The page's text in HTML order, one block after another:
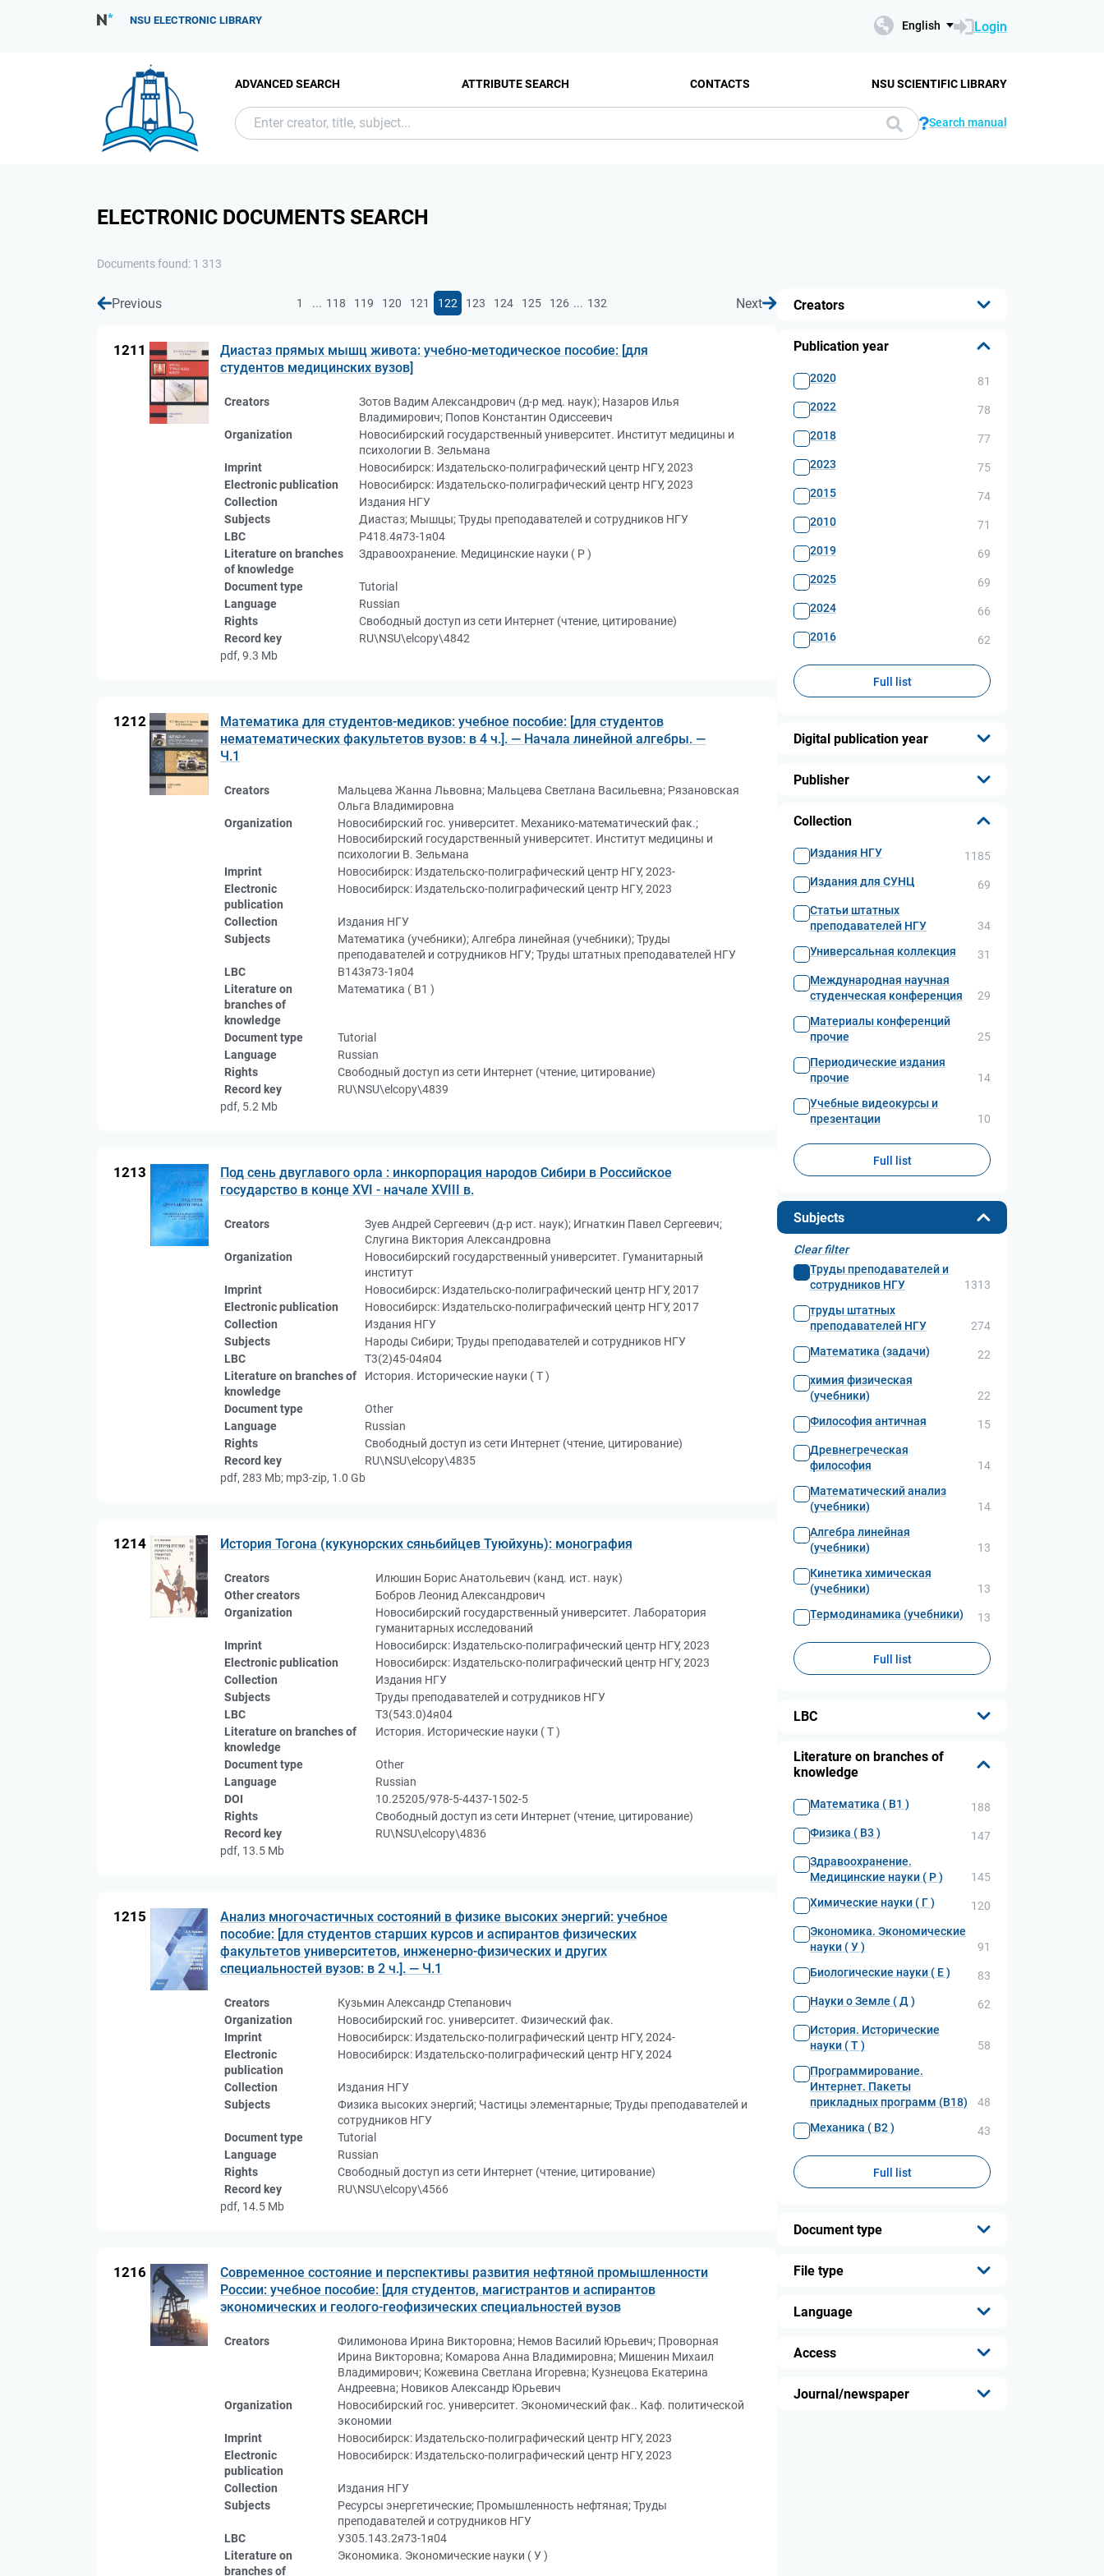
NSU ELECTRONIC LIBRARY English Login
ADVANCED SEARCH ATTRIBUTE SEARCH CONTACTS NSU SCIENTIFIC LIBRARY
Search manual
ELECTRONIC DOCUMENTS SEARCH
Documents found: 1 313
Previous 1 ... 118 119 120 121 122 123 124 125 126 ... 132 Next
1211
Диастаз прямых мышц живота: учебно-методическое пособие: [для
студентов медицинских вузов]
Creators
Зотов Вадим Александрович (д-р мед. наук); Назаров Илья
Владимирович; Попов Константин Одиссеевич
Organization
Новосибирский государственный университет. Институт медицины и
психологии В. Зельмана
Imprint
Новосибирск: Издательско-полиграфический центр НГУ, 2023
Electronic publication
Новосибирск: Издательско-полиграфический центр НГУ, 2023
Collection
Издания НГУ
Subjects
Диастаз; Мышцы; Труды преподавателей и сотрудников НГУ
LBC
Р418.4я73-1я04
Literature on branches
of knowledge
Здравоохранение. Медицинские науки ( Р )
Document type
Tutorial
Language
Russian
Rights
Свободный доступ из сети Интернет (чтение, цитирование)
Record key
RU\NSU\elcopy\4842
pdf, 9.3 Mb
1212
Математика для студентов-медиков: учебное пособие: [для студентов
нематематических факультетов вузов: в 4 ч.]. — Начала линейной алгебры. —
Ч.1
Creators
Мальцева Жанна Львовна; Мальцева Светлана Васильевна; Рязановская
Ольга Владимировна
Organization
Новосибирский гос. университет. Механико-математический фак.;
Новосибирский государственный университет. Институт медицины и
психологии В. Зельмана
Imprint
Новосибирск: Издательско-полиграфический центр НГУ, 2023-
Electronic
publication
Новосибирск: Издательско-полиграфический центр НГУ, 2023
Collection
Издания НГУ
Subjects
Математика (учебники); Алгебра линейная (учебники); Труды
преподавателей и сотрудников НГУ; Труды штатных преподавателей НГУ
LBC
В143я73-1я04
Literature on
branches of
knowledge
Математика ( В1 )
Document type
Tutorial
Language
Russian
Rights
Свободный доступ из сети Интернет (чтение, цитирование)
Record key
RU\NSU\elcopy\4839
pdf, 5.2 Mb
1213
Под сень двуглавого орла : инкорпорация народов Сибири в Российское
государство в конце XVI - начале XVIII в.
Creators
Зуев Андрей Сергеевич (д-р ист. наук); Игнаткин Павел Сергеевич;
Слугина Виктория Александровна
Organization
Новосибирский государственный университет. Гуманитарный
институт
Imprint
Новосибирск: Издательско-полиграфический центр НГУ, 2017
Electronic publication
Новосибирск: Издательско-полиграфический центр НГУ, 2017
Collection
Издания НГУ
Subjects
Народы Сибири; Труды преподавателей и сотрудников НГУ
LBC
Т3(2)45-04я04
Literature on branches of
knowledge
История. Исторические науки ( Т )
Document type
Other
Language
Russian
Rights
Свободный доступ из сети Интернет (чтение, цитирование)
Record key
RU\NSU\elcopy\4835
pdf, 283 Mb; mp3-zip, 1.0 Gb
1214 История Тогона (кукунорских сяньбийцев Туюйхунь): монография
Creators
Илюшин Борис Анатольевич (канд. ист. наук)
Other creators
Бобров Леонид Александрович
Organization
Новосибирский государственный университет. Лаборатория
гуманитарных исследований
Imprint
Новосибирск: Издательско-полиграфический центр НГУ, 2023
Electronic publication
Новосибирск: Издательско-полиграфический центр НГУ, 2023
Collection
Издания НГУ
Subjects
Труды преподавателей и сотрудников НГУ
LBC
Т3(543.0)4я04
Literature on branches of
knowledge
История. Исторические науки ( Т )
Document type
Other
Language
Russian
DOI
10.25205/978-5-4437-1502-5
Rights
Свободный доступ из сети Интернет (чтение, цитирование)
Record key
RU\NSU\elcopy\4836
pdf, 13.5 Mb
1215
Анализ многочастичных состояний в физике высоких энергий: учебное
пособие: [для студентов старших курсов и аспирантов физических
факультетов университетов, инженерно-физических и других
специальностей вузов: в 2 ч.]. — Ч.1
Creators
Кузьмин Александр Степанович
Organization
Новосибирский гос. университет. Физический фак.
Imprint
Новосибирск: Издательско-полиграфический центр НГУ, 2024-
Electronic
publication
Новосибирск: Издательско-полиграфический центр НГУ, 2024
Collection
Издания НГУ
Subjects
Физика высоких энергий; Частицы элементарные; Труды преподавателей и
сотрудников НГУ
Document type
Tutorial
Language
Russian
Rights
Свободный доступ из сети Интернет (чтение, цитирование)
Record key
RU\NSU\elcopy\4566
pdf, 14.5 Mb
1216
Современное состояние и перспективы развития нефтяной промышленности
России: учебное пособие: [для студентов, магистрантов и аспирантов
экономических и геолого-геофизических специальностей вузов
Creators
Филимонова Ирина Викторовна; Немов Василий Юрьевич; Проворная
Ирина Викторовна; Комарова Анна Владимировна; Мишенин Михаил
Владимирович; Кожевина Светлана Игоревна; Кузнецова Екатерина
Андреевна; Новиков Александр Юрьевич
Organization
Новосибирский гос. университет. Экономический фак.. Каф. политической
экономии
Imprint
Новосибирск: Издательско-полиграфический центр НГУ, 2023
Electronic
publication
Новосибирск: Издательско-полиграфический центр НГУ, 2023
Collection
Издания НГУ
Subjects
Ресурсы энергетические; Промышленность нефтяная; Труды
преподавателей и сотрудников НГУ
LBC
У305.143.2я73-1я04
Literature on
branches of
Экономика. Экономические науки ( У )
Creators
Publication year
2020
81
2022
78
2018
77
2023
75
2015
74
2010
71
2019
69
2025
69
2024
66
2016
62
Full list
Digital publication year
Publisher
Collection
Издания НГУ
1185
Издания для СУНЦ
69
Статьи штатных
преподавателей НГУ
34
Универсальная коллекция
31
Международная научная
студенческая конференция
29
Материалы конференций
прочие
25
Периодические издания
прочие
14
Учебные видеокурсы и
презентации
10
Full list
Subjects
Clear filter
Труды преподавателей и
сотрудников НГУ
1313
труды штатных
преподавателей НГУ
274
Математика (задачи)
22
химия физическая
(учебники)
22
Философия античная
15
Древнегреческая
философия
14
Математический анализ
(учебники)
14
Алгебра линейная
(учебники)
13
Кинетика химическая
(учебники)
13
Термодинамика (учебники)
13
Full list
LBC
...
Literature on branches of
knowledge
Математика ( В1 )
188
Физика ( В3 )
147
Здравоохранение.
Медицинские науки ( Р )
145
Химические науки ( Г )
120
Экономика. Экономические
науки ( У )
91
Биологические науки ( Е )
83
Науки о Земле ( Д )
62
История. Исторические
науки ( Т )
58
Программирование.
Интернет. Пакеты
прикладных программ (В18)
48
Механика ( В2 )
43
Full list
Document type
File type
Language
Access
Journal/newspaper